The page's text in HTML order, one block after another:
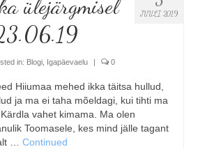
JUULI 2019
ülejärgmisel
in: Blogi, Igapäevaelu 0
Hiiumaa mehed ikka täitsa hullud,
ja ma ei taha mõeldagi, kui tihti ma
vahet kimama. Ma olen
Toomasele, kes mind jälle tagant
… Continued